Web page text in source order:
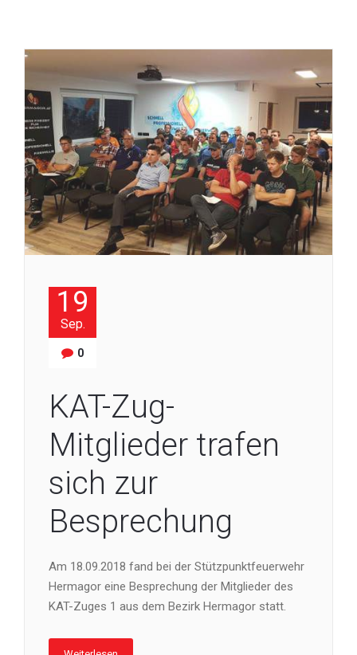
19
Sep.
0
KAT-Zug-
Mitglieder trafen
sich zur
Besprechung
Am 18.09.2018 fand bei der Stützpunktfeuerwehr
Hermagor eine Besprechung der Mitglieder des
KAT-Zuges 1 aus dem Bezirk Hermagor statt.